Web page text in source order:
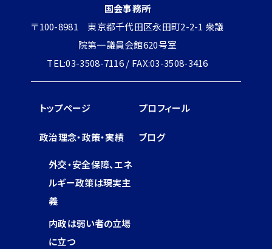
国会事務所
〒100-8981 東京都千代田区永田町2-2-1 衆議
院第一議員会館620号室
TEL:03-3508-7116 / FAX:03-3508-3416
トップページ プロフィール
政治理念・政策・実績
外交・安全保障、エネ
ルギー政策は現実主
義
内政は弱い者の立場
に立つ
ブログ